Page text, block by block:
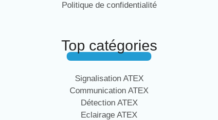
Politique de confidentialité
Top catégories
Signalisation ATEX
Communication ATEX
Détection ATEX
Eclairage ATEX